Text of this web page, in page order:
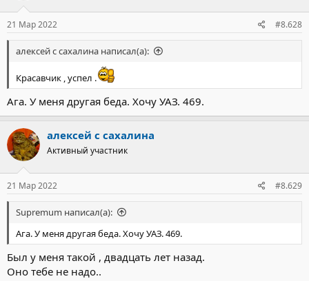
21 Мар 2022 #8.628
алексей с сахалина написал(а):
Красавчик , успел .
Ага. У меня другая беда. Хочу УАЗ. 469.
алексей с сахалина
Активный участник
21 Мар 2022 #8.629
Supremum написал(а):
Ага. У меня другая беда. Хочу УАЗ. 469.
Был у меня такой , двадцать лет назад.
Оно тебе не надо..